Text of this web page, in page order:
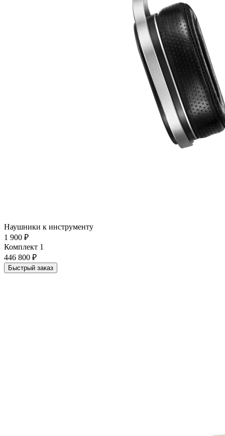
Наушники к инструменту
1 900 ₽
Комплект 1
446 800 ₽
Быстрый заказ